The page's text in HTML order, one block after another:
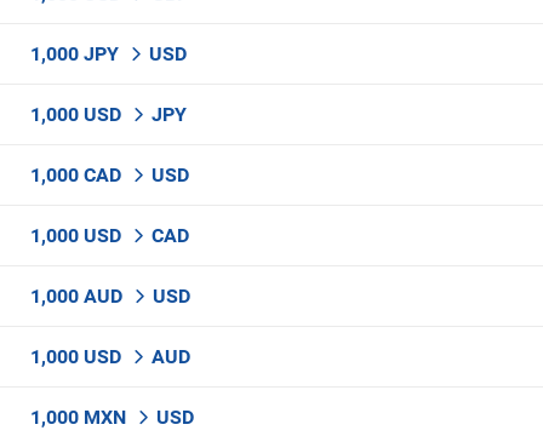
1,000 JPY USD
1,000 USD JPY
1,000 CAD USD
1,000 USD CAD
1,000 AUD USD
1,000 USD AUD
1,000 MXN USD